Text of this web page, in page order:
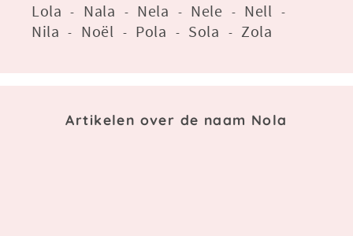
Lola - Nala - Nela - Nele - Nell -
Nila - Noël - Pola - Sola - Zola
Artikelen over de naam Nola